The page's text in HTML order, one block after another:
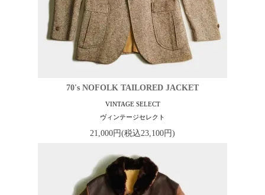
70's NOFOLK TAILORED JACKET
VINTAGE SELECT
ヴィンテージセレクト
21,000円(税込23,100円)